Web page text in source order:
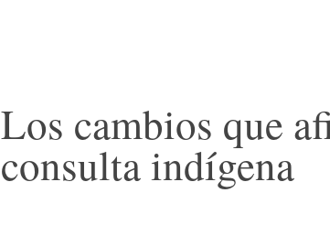
Los cambios que
consulta indígena